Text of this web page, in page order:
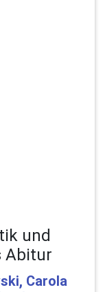
und
Abitur
Carola